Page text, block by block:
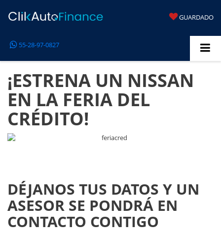
GUARDADO
55-28-97-0827
¡ESTRENA UN NISSAN
EN LA FERIA DEL
CRÉDITO!
DÉJANOS TUS DATOS Y UN
ASESOR SE PONDRÁ EN
CONTACTO CONTIGO